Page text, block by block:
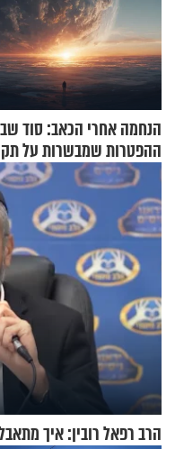
הנחמה אחרי הכאב: סוד
ההפטרות שמבשרות על
וגאולה
הרב רפאל רובין: איך